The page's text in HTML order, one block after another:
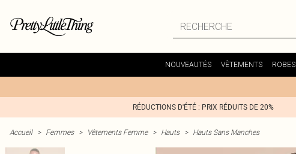
NOUVEAUTÉS VÊTEMENTS ROBES
RÉDUCTIONS D'ÉTÉ : PRIX RÉDUITS DE 20%
Accueil > Femmes > Vêtements Femme > Hauts > Hauts Sans Manches